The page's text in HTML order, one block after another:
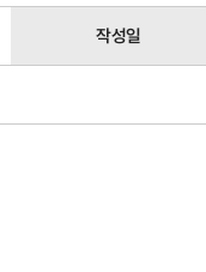
작성일